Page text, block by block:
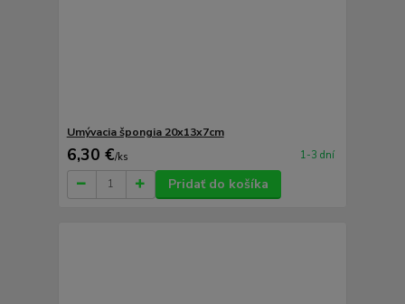
Umývacia špongia 20x13x7cm
6,30 €/ks 1-3 dní
Pridať do košíka